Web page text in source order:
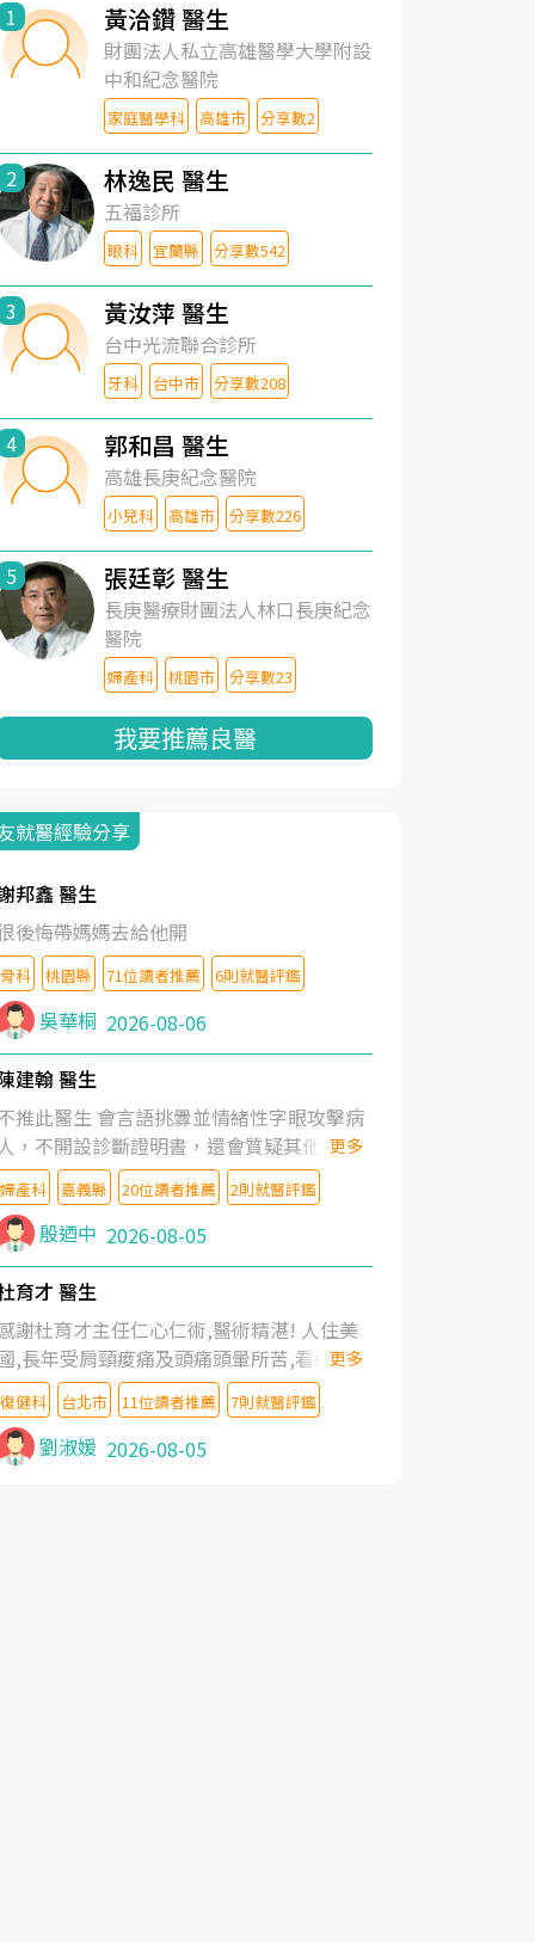
1 黃洽鑽 醫生
財團法人私立高雄醫學大學附設
中和紀念醫院
家庭醫學科 高雄市 分享數2
2 林逸民 醫生
五福診所
眼科 宜蘭縣 分享數542
3 黃汝萍 醫生
台中光流聯合診所
牙科 台中市 分享數208
4 郭和昌 醫生
高雄長庚紀念醫院
小兒科 高雄市 分享數226
5 張廷彰 醫生
長庚醫療財團法人林口長庚紀念
醫院
婦產科 桃園市 分享數23
我要推薦良醫
就醫經驗分享
邦鑫 醫生
後悔帶媽媽去給他開
骨科 桃園縣 71位讀者推薦 6則就醫評鑑
吳華桐 2026-08-06
建翰 醫生
推此醫生 會言語挑釁並情緒性字眼攻擊病
，不開設診斷證明書，還會質疑其他醫生
判斷！
更多
婦產科 嘉義縣 20位讀者推薦 2則就醫評鑑
殷迺中 2026-08-05
育才 醫生
謝杜育才主任仁心仁術,醫術精湛! 人住美
,長年受肩頸痠痛及頭痛頭暈所苦,看遍名醫
授,做了各種檢查,也嘗試過西醫打針,中醫
灸及物理徒手治療都沒有用,後來連吃到嗎
類止痛藥都效果有限,只是壓症狀,沒多久就
起來,多年失眠嚴重影響生活品質. 台灣親
更多
復健科 台北市 11位讀者推薦 7則就醫評鑑
劉淑媛 2026-08-05